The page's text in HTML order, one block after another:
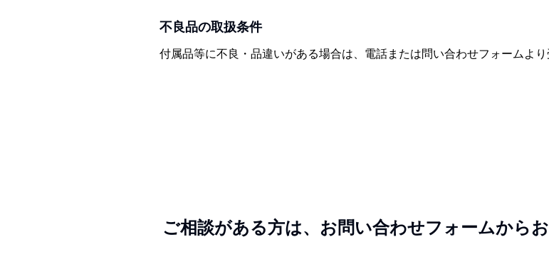
不良品の取扱条件
付属品等に不良・品違いがある場合は、電話または問い合わせフォームよ
ご相談がある方は、お問い合わせフォームから